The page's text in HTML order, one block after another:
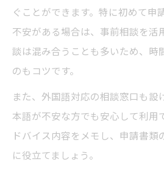
ぐことができます。特に初めて申
不安がある場合は、事前相談を活
談は混み合うことも多いため、時
のもコツです。
また、外国語対応の相談窓口も設
本語が不安な方でも安心して利用
ドバイス内容をメモし、申請書類
に役立てましょう。